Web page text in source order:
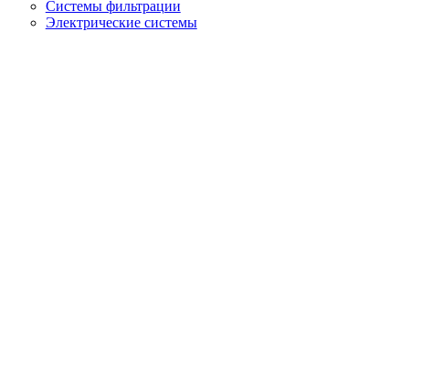
Системы фильтрации
Электрические системы